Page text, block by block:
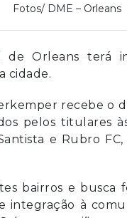
Fotos/ DME – Orleans
de Orleans terá
cidade.
recebe o
pelos titulares
e Rubro FC,
bairros e busca
à